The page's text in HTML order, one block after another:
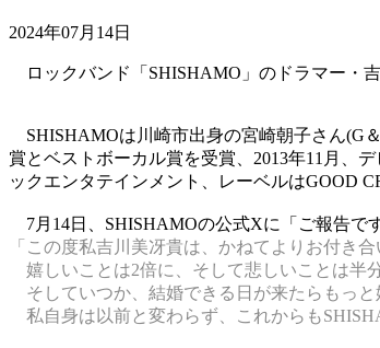
2024年07月14日
ロックバンド「SHISHAMO」のドラマー・
SHISHAMOは川崎市出身の宮崎朝子さん(G
賞とベストボーカル賞を受賞、2013年11月、
ックエンタテインメント、レーベルはGOOD
7月14日、SHISHAMOの公式Xに「ご報告で
「この度私吉川美冴貴は、かねてよりお付き
嬉しいことは2倍に、そして悲しいことは半
そしていつか、結婚できる日が来たらもっと
私自身は以前と変わらず、これからも